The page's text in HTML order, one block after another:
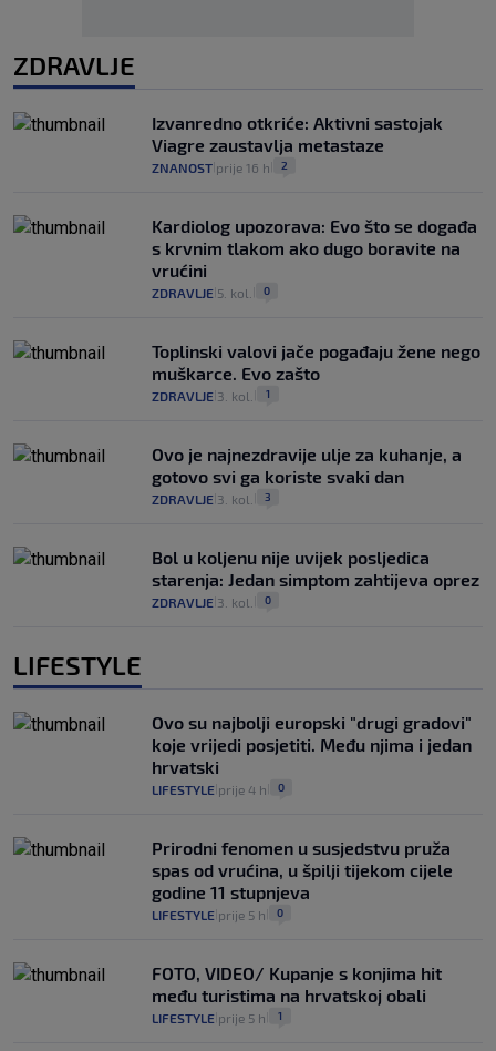
ZDRAVLJE
Izvanredno otkriće: Aktivni sastojak
Viagre zaustavlja metastaze
ZNANOST prije 16 h 2
Kardiolog upozorava: Evo što se događa
s krvnim tlakom ako dugo boravite na
vrućini
ZDRAVLJE 5. kol. 0
Toplinski valovi jače pogađaju žene nego
muškarce. Evo zašto
ZDRAVLJE 3. kol. 1
Ovo je najnezdravije ulje za kuhanje, a
gotovo svi ga koriste svaki dan
ZDRAVLJE 3. kol. 3
Bol u koljenu nije uvijek posljedica
starenja: Jedan simptom zahtijeva oprez
ZDRAVLJE 3. kol. 0
LIFESTYLE
Ovo su najbolji europski "drugi gradovi"
koje vrijedi posjetiti. Među njima i jedan
hrvatski
LIFESTYLE prije 4 h 0
Prirodni fenomen u susjedstvu pruža
spas od vrućina, u špilji tijekom cijele
godine 11 stupnjeva
LIFESTYLE prije 5 h 0
FOTO, VIDEO/ Kupanje s konjima hit
među turistima na hrvatskoj obali
LIFESTYLE prije 5 h 1